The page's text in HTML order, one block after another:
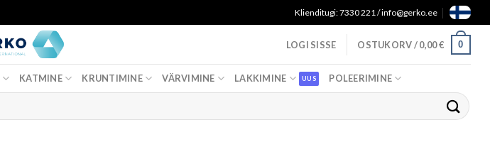
Klienditugi: 7330 221 / info@gerko.ee
LOGI SISSE OSTUKORV /0,00€ 0
KATMINE KRUNTIMINE VÄRVIMINE LAKKIMINE POLEERIMINE